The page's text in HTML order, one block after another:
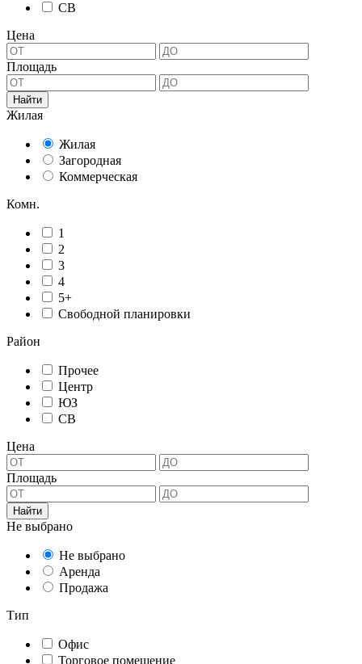
СВ
Цена
Площадь
Жилая
Жилая
Загородная
Коммерческая
Комн.
1
2
3
4
5+
Свободной планировки
Район
Прочее
Центр
ЮЗ
СВ
Цена
Площадь
Не выбрано
Не выбрано
Аренда
Продажа
Тип
Офис
Торговое помещение